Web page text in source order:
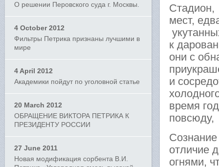
О решении Перовского суда г. Москвы.
4 October 2012
Фильтры Петрика признаны лучшими в
мире
4 April 2012
Академики пойдут по уголовной статье
20 March 2012
ОБРАЩЕНИЕ ВИКТОРА ПЕТРИКА К
ПРЕЗИДЕНТУ РОССИИ
27 June 2011
Новая модификация сорбента В.И.
Стадион,
мест,
к
они с
и
время
отличие
огнями,